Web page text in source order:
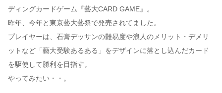
ディングカードゲーム『藝大CARD GAME』。
昨年、今年と東京藝大藝祭で発売されてました。
プレイヤーは、石膏デッサンの難易度や浪人のメリット・デメリ
ットなど「藝大受験あるある」をデザインに落とし込んだカード
を駆使して勝利を目指す。
やってみたい・・。